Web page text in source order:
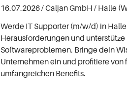
16.07.2026 /Caljan GmbH / Halle
Werde IT Supporter (m/w/d) in
Herausforderungen und
Softwareproblemen. Bringe dein
Unternehmen ein und profitiere von
umfangreichen Benefits.